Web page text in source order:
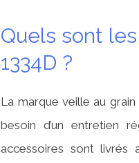
Quels sont
1334D ?
La marque veille au
besoin d’un entretien
accessoires sont livrés